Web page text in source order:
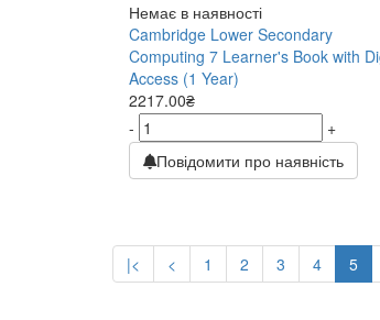
Немає в наявності
Cambridge Lower Secondary
Computing 7 Learner's Book with
Access (1 Year)
2217.00₴
-
+
Повідомити про наявність
|< < 1 2 3 4 5